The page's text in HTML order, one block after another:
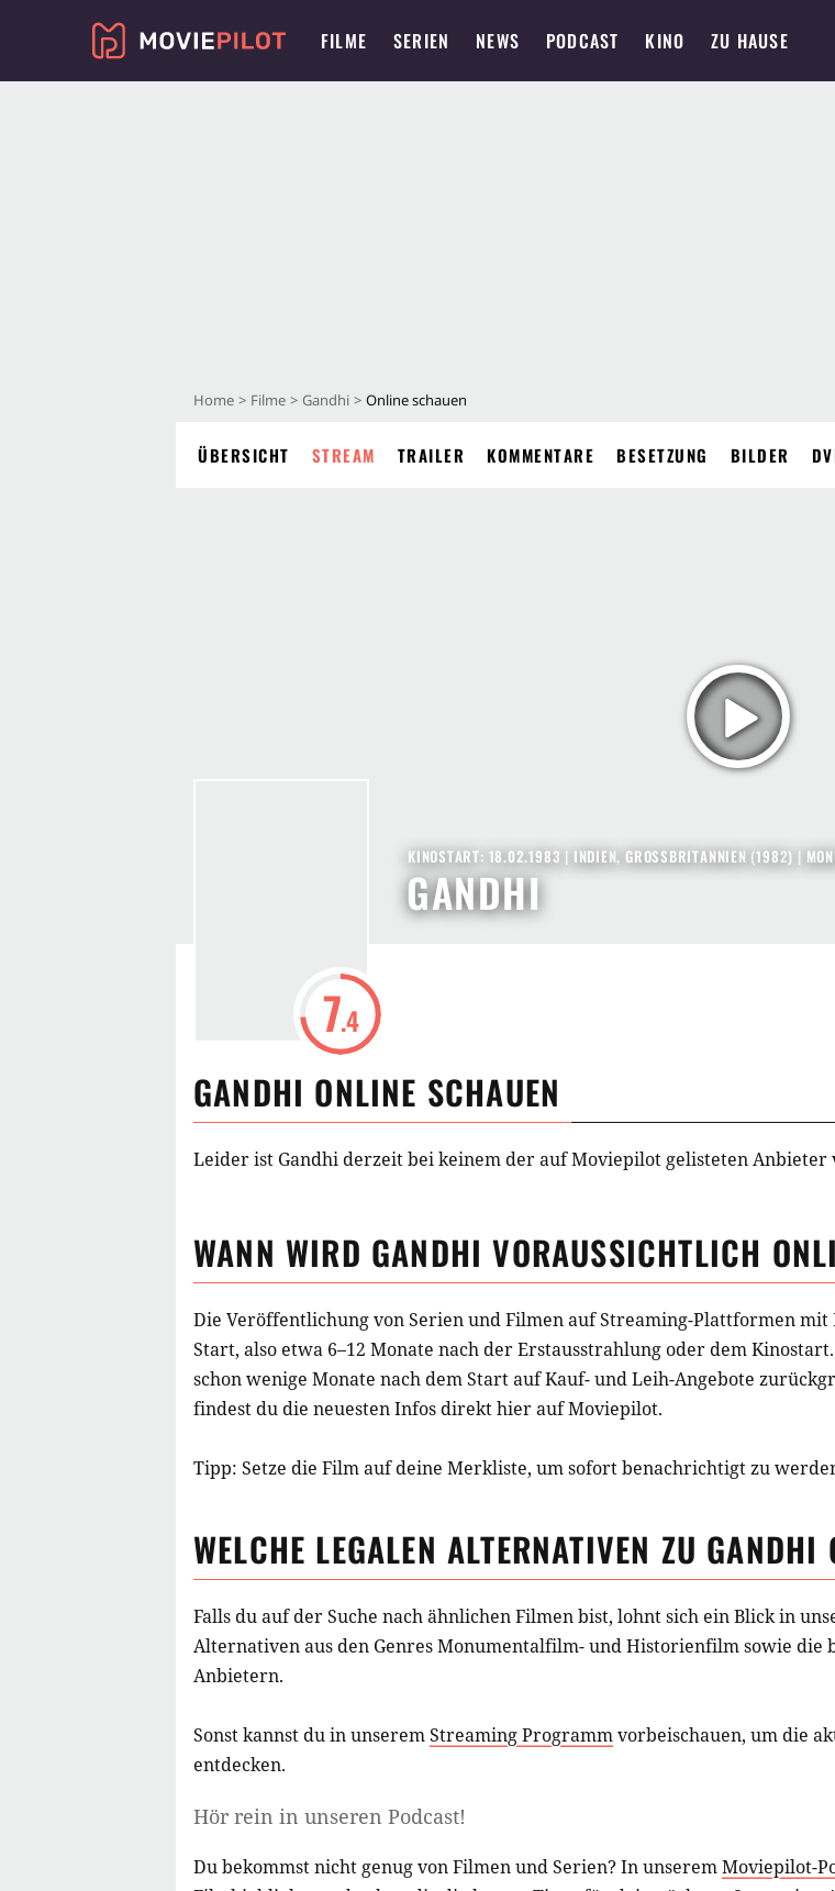
FILME SERIEN NEWS PODCAST KINO ZU HAUSE
Home Filme Gandhi Online schauen
ÜBERSICHT STREAM TRAILER KOMMENTARE BESETZUNG BILDER
7.4
GANDHI
KINOSTART: 18.02.1983 | INDIEN, GROSSBRITANNIEN (1982) |
GANDHI ONLINE SCHAUEN
Leider ist Gandhi derzeit bei keinem der auf Moviepilot gelisteten Anbieter
WANN WIRD GANDHI VORAUSSICHTLICH
Die Veröffentlichung von Serien und Filmen auf Streaming-Plattformen
Start, also etwa 6–12 Monate nach der Erstausstrahlung oder dem
schon wenige Monate nach dem Start auf Kauf- und Leih-Angebote
findest du die neuesten Infos direkt hier auf Moviepilot.
Tipp: Setze die Filmauf deine Merkliste, um sofort benachrichtigt zu
WELCHE LEGALEN ALTERNATIVEN ZU GANDHI
Falls du auf der Suche nach ähnlichenFilmenbist, lohnt sich ein Blick in
Alternativen aus den Genres Monumentalfilm- und Historienfilmsowie die
Anbietern.
Sonst kannst du in unseremStreaming Programmvorbeischauen, um die
entdecken.
Hör rein in unseren Podcast!
Du bekommst nicht genug von Filmen und Serien? In unseremMoviepilot-